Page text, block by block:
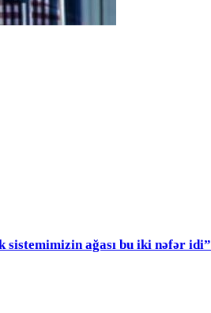
ağası bu iki nəfər idi”